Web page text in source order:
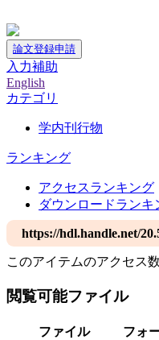
論文登録申請
入力補助
English
カテゴリ
学内刊行物
ランキング
アクセスランキング
ダウンロードランキ
https://hdl.handle.net/
このアイテムのアクセス
閲覧可能ファイル
ファイル フォ